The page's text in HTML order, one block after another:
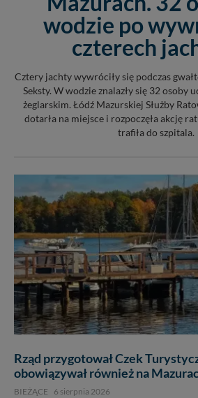
wodzie po
czterech
Cztery jachty wywróciły się podczas
Seksty. W wodzie znalazły się 32 osoby
żeglarskim. Łódź Mazurskiej Służby
dotarła na miejsce i rozpoczęła akcję
trafiła do szpitala.
Rząd przygotował Czek
obowiązywał również na
BIEŻĄCE 6 sierpnia 2026